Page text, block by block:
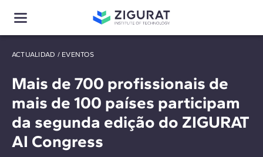
ACTUALIDAD / EVENTOS
Mais de 700 profissionais de
mais de 100 países participam
da segunda edição do ZIGURAT
AI Congress